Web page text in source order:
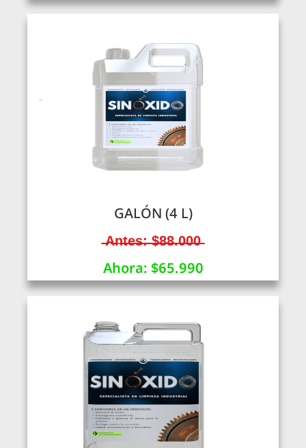
GALÓN (4 L)
̶A̶n̶t̶e̶s̶:̶ ̶$̶8̶8̶.̶0̶0̶0̶
Ahora: $65.990